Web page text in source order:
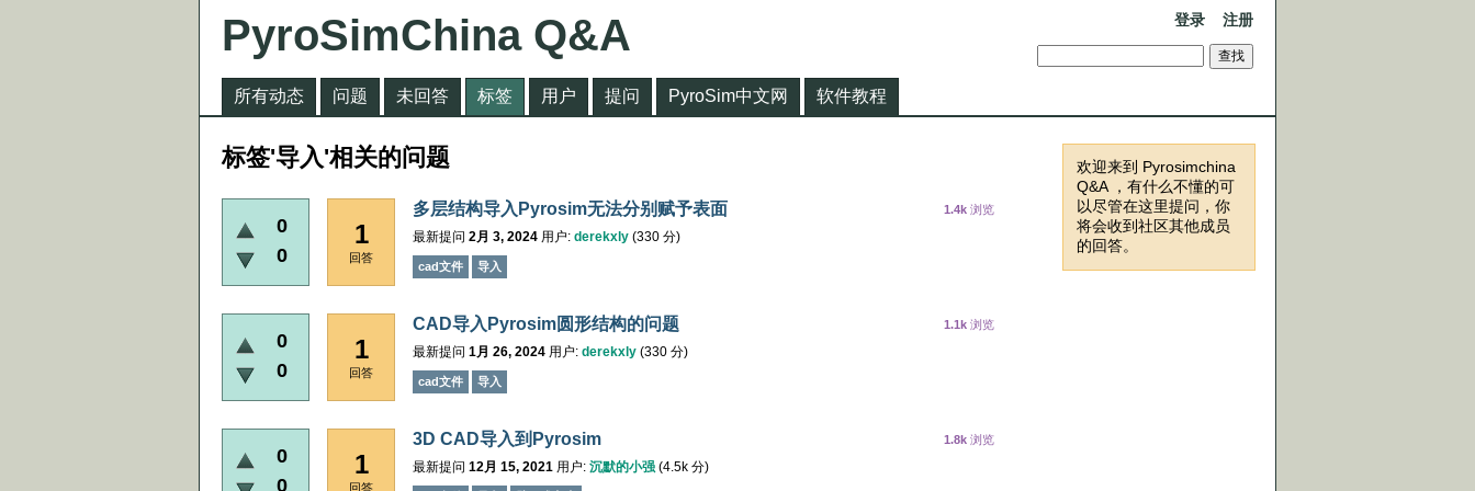
PyroSimChina Q&A 登录 注册
所有动态 问题 未回答 标签 用户 提问 PyroSim中文网 软件教程
欢迎来到 Pyrosimchina
Q&A ，有什么不懂的可
以尽管在这里提问，你
将会收到社区其他成员
的回答。
标签'导入'相关的问题
0
0
1
回答
1.4k 浏览
多层结构导入Pyrosim无法分别赋予表面
最新提问 2月 3, 2024 用户: derekxly (330 分)
cad文件 导入
0
0
1
回答
1.1k 浏览
CAD导入Pyrosim圆形结构的问题
最新提问 1月 26, 2024 用户: derekxly (330 分)
cad文件 导入
0
0
1
回答
1.8k 浏览
3D CAD导入到Pyrosim
最新提问 12月 15, 2021 用户: 沉默的小强 (4.5k 分)